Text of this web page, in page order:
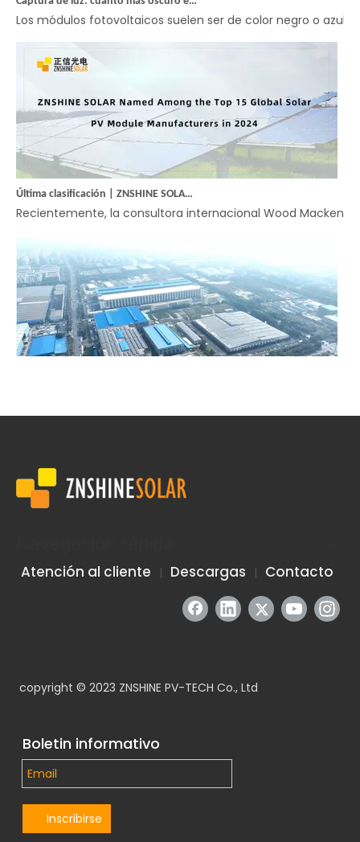
Los módulos fotovoltaicos suelen ser de color negro o azul
Recientemente, la consultora internacional Wood
ZNSHINE SOLAR gana el premio EUPD Research 2024 como la mejor marca fotovoltaica en Brasil
Atención al cliente | Descargas | Contacto
copyright © 2023 ZNSHINE PV-TECH Co., Ltd
Boletin informativo
Inscribirse